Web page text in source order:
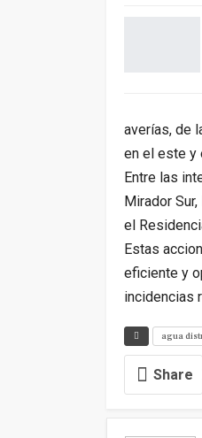
averías, de
en el este y
Entre las
Mirador
el
Estas
eficiente y
incidencias
agua
Share